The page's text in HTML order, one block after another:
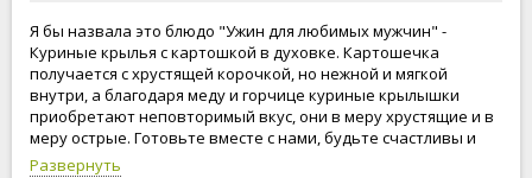
Я бы назвала это блюдо "Ужин для любимых мужчин" -
Куриные крылья с картошкой в духовке. Картошечка
получается с хрустящей корочкой, но нежной и мягкой
внутри, а благодаря меду и горчице куриные крылышки
приобретают неповторимый вкус, они в меру хрустящие и в
меру острые. Готовьте вместе с нами, будьте счастливы и
любимы!
Развернуть